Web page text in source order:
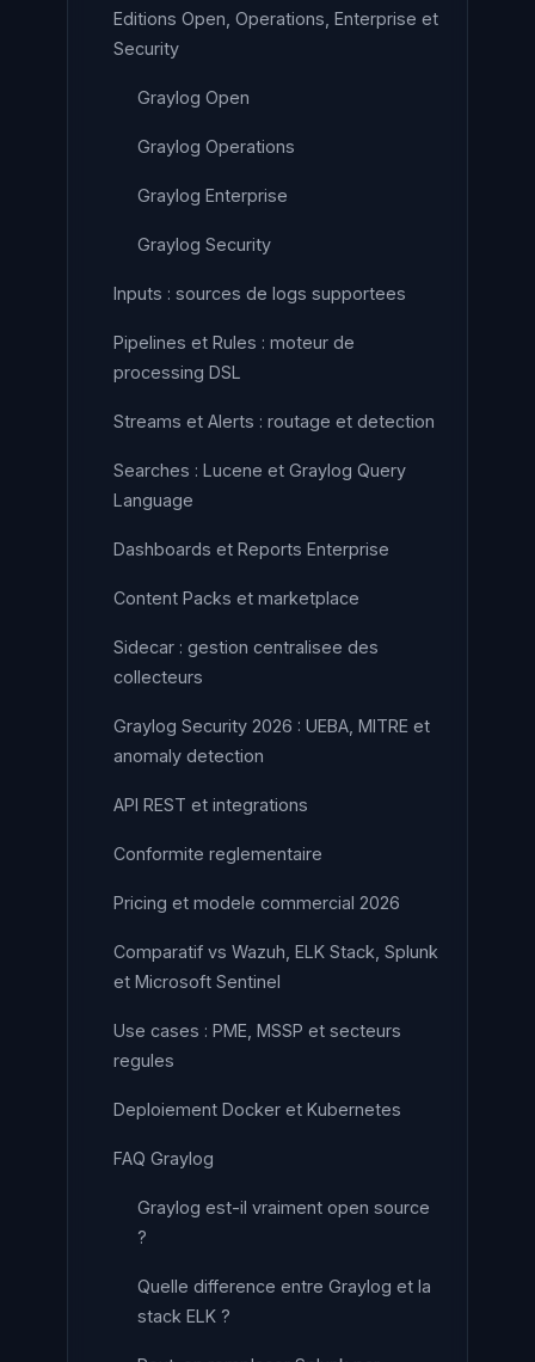
Editions Open, Operations, Enterprise et
Security
Graylog Open
Graylog Operations
Graylog Enterprise
Graylog Security
Inputs : sources de logs supportees
Pipelines et Rules : moteur de
processing DSL
Streams et Alerts : routage et detection
Searches : Lucene et Graylog Query
Language
Dashboards et Reports Enterprise
Content Packs et marketplace
Sidecar : gestion centralisee des
collecteurs
Graylog Security 2026 : UEBA, MITRE et
anomaly detection
API REST et integrations
Conformite reglementaire
Pricing et modele commercial 2026
Comparatif vs Wazuh, ELK Stack, Splunk
et Microsoft Sentinel
Use cases : PME, MSSP et secteurs
regules
Deploiement Docker et Kubernetes
FAQ Graylog
Graylog est-il vraiment open source
?
Quelle difference entre Graylog et la
stack ELK ?